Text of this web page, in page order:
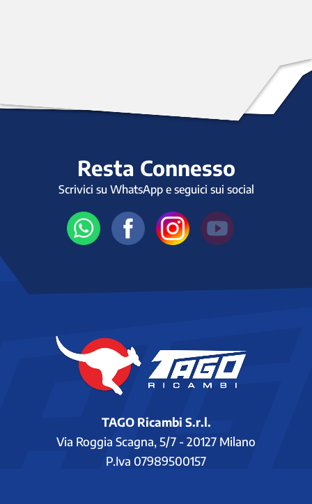
Resta Connesso
Scrivici su WhatsApp e seguici sui social
TAGO Ricambi S.r.l.
Via Roggia Scagna, 5/7 - 20127 Milano
P.Iva 07989500157